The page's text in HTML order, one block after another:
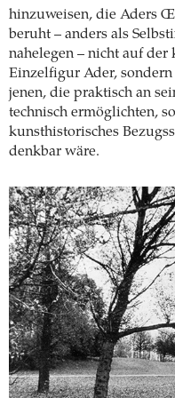
hinzuweisen, die Aders
beruht – anders als
nahelegen – nicht auf der
Einzelfigur Ader,
jenen, die praktisch an
technisch ermöglichten,
kunsthistorisches
denkbar wäre.